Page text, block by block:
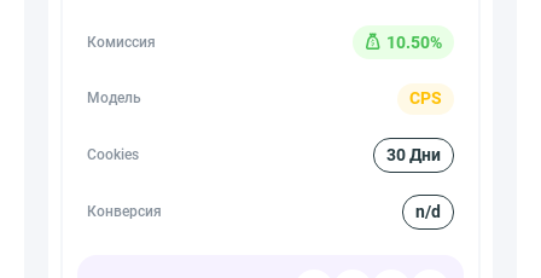
Комиссия 10.50%
Модель CPS
Cookies 30 Дни
Конверсия n/d